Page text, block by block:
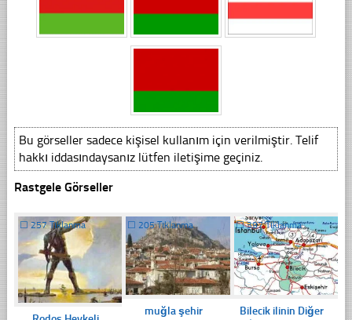
Bu görseller sadece kişisel kullanım için verilmiştir. Telif
hakkı iddasındaysanız lütfen iletişime geçiniz.
Rastgele Görseller
☐257 Tıklanma ☐ 205 Tıklanma
muğla şehir
☐397 Tıklanma
Bilecik ilinin Diğer